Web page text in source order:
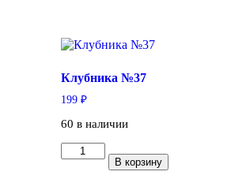
Клубника №37
199 ₽
60 в наличии
Количество
товара
В корзину